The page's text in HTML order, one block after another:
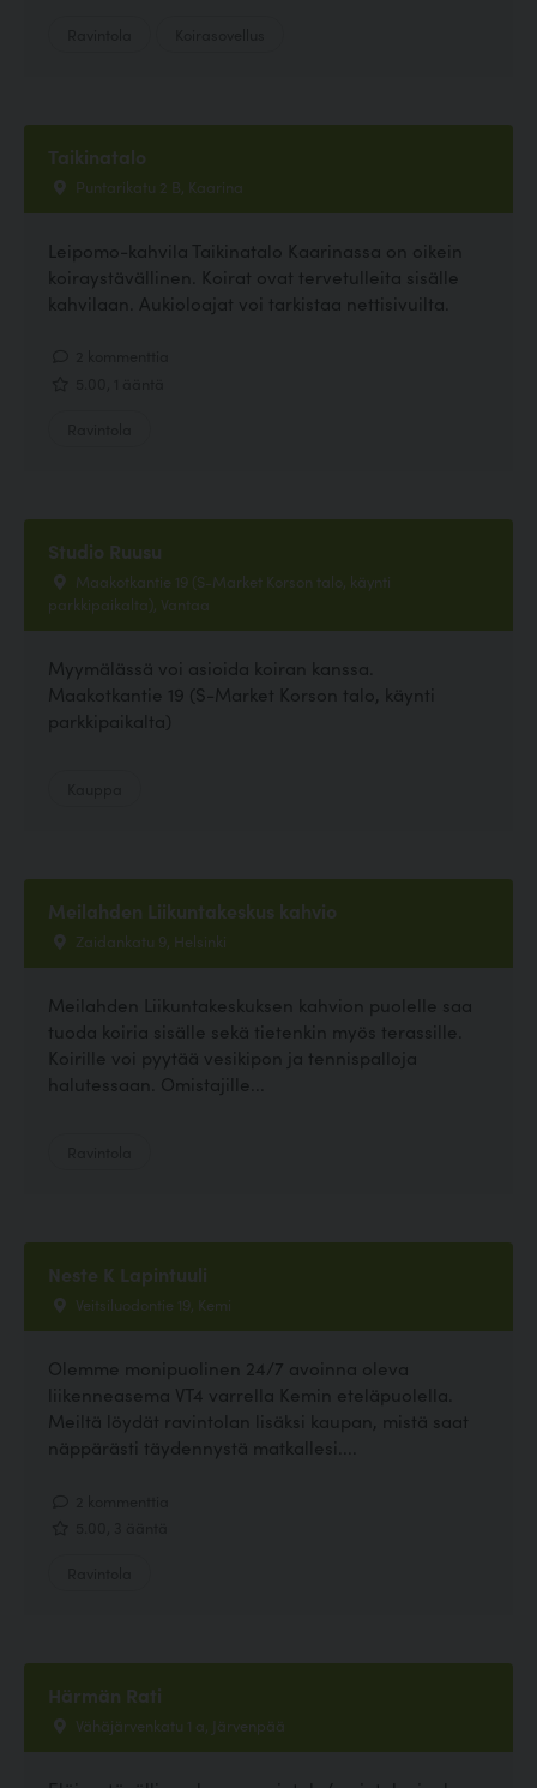
Taikinatalo
Puntarikatu 2 B, Kaarina
Leipomo-kahvila Taikinatalo Kaarinassa on oikein
koiraystävällinen. Koirat ovat tervetulleita sisälle
kahvilaan. Aukioloajat voi tarkistaa nettisivuilta.
Studio Ruusu
Maakotkantie 19 (S-Market Korson talo, käynti
parkkipaikalta), Vantaa
Myymälässä voi asioida koiran kanssa.
Maakotkantie 19 (S-Market Korson talo, käynti
parkkipaikalta)
Meilahden Liikuntakeskus kahvio
Zaidankatu 9, Helsinki
Meilahden Liikuntakeskuksen kahvion puolelle saa
tuoda koiria sisälle sekä tietenkin myös terassille.
Koirille voi pyytää vesikipon ja tennispalloja
halutessaan. Omistajille...
Neste K Lapintuuli
Veitsiluodontie 19, Kemi
Olemme monipuolinen 24/7 avoinna oleva
liikenneasema VT4 varrella Kemin eteläpuolella.
Meiltä löydät ravintolan lisäksi kaupan, mistä saat
näppärästi täydennystä matkallesi....
Härmän Rati
Vähäjärvenkatu 1 a, Järvenpää